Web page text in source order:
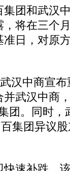
团和武汉
将在三个
日，对原
中商宣布
武汉中商
团。同时，
集团异议